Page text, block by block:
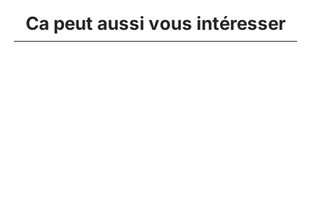
Ca peut aussi vous intéresser